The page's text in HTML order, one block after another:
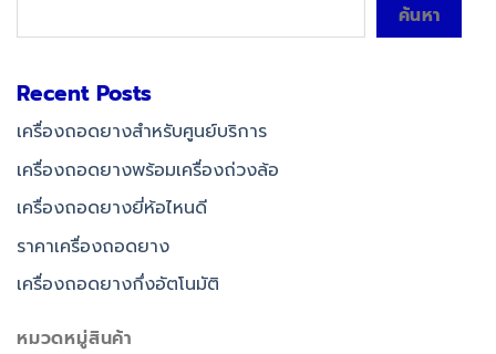
ค้นหา
Recent Posts
เครื่องถอดยางสำหรับศูนย์บริการ
เครื่องถอดยางพร้อมเครื่องถ่วงล้อ
เครื่องถอดยางยี่ห้อไหนดี
ราคาเครื่องถอดยาง
เครื่องถอดยางกึ่งอัตโนมัติ
หมวดหมู่สินค้า